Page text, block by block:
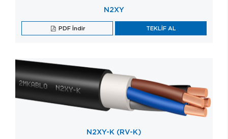
N2XY
PDF İndir TEKLİF AL
N2XY-K (RV-K)